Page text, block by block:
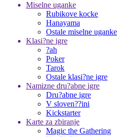
Miselne uganke
Rubikove kocke
Hanayama
Ostale miselne uganke
Klasi?ne igre
?ah
Poker
Tarok
Ostale klasi?ne igre
Namizne dru?abne igre
Dru?abne igre
V sloven??ini
Kickstarter
Karte za zbiranje
Magic the Gathering